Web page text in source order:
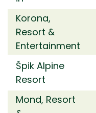
Korona,
Resort &
Entertainment
Špik Alpine
Resort
Mond, Resort